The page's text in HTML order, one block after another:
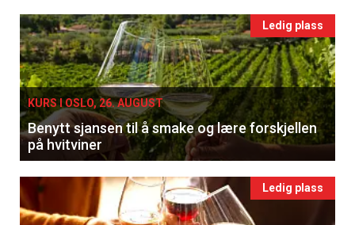
Ledig plass
KURS I OSLO, 26. AUGUST
Benytt sjansen til å smake og lære forskjellen
på hvitviner
Ledig plass